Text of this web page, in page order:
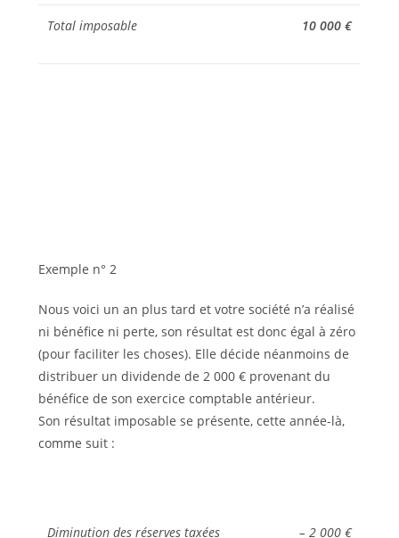
Total imposable 10 000 €
Exemple n° 2
Nous voici un an plus tard et votre société n’a réalisé
ni bénéfice ni perte, son résultat est donc égal à zéro
(pour faciliter les choses). Elle décide néanmoins de
distribuer un dividende de 2 000 € provenant du
bénéfice de son exercice comptable antérieur.
Son résultat imposable se présente, cette année-là,
comme suit :
Diminution des réserves taxées – 2 000 €